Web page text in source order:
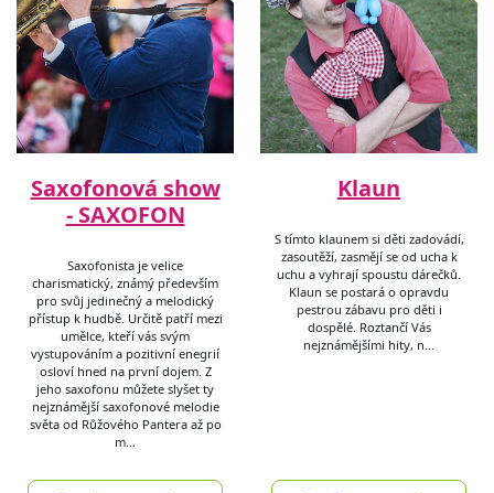
Saxofonová show
- SAXOFON
Saxofonista je velice
charismatický, známý především
pro svůj jedinečný a melodický
přístup k hudbě. Určitě patří mezi
umělce, kteří vás svým
vystupováním a pozitivní enegrií
osloví hned na první dojem. Z
jeho saxofonu můžete slyšet ty
nejznámější saxofonové melodie
světa od Růžového Pantera až po
m…
Klaun
S tímto klaunem si děti zadovádí,
zasoutěží, zasmějí se od ucha k
uchu a vyhrají spoustu dárečků.
Klaun se postará o opravdu
pestrou zábavu pro děti i
dospělé. Roztančí Vás
nejznámějšími hity, n…